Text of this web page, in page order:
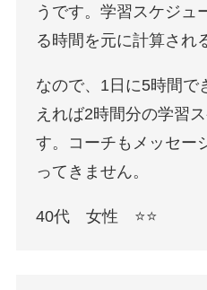
うです。学習スケジュ
る時間を元に計算され
なので、1日に5時間で
えれば2時間分の学習
す。コーチもメッセー
ってきません。
40代 女性 ⭐️⭐️